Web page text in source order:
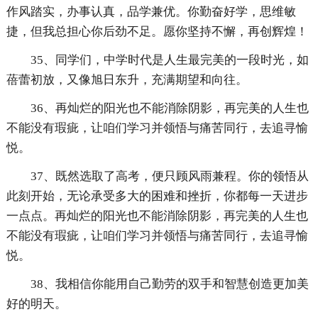
作风踏实，办事认真，品学兼优。你勤奋好学，思维敏
捷，但我总担心你后劲不足。愿你坚持不懈，再创辉煌！
35、同学们，中学时代是人生最完美的一段时光，如
蓓蕾初放，又像旭日东升，充满期望和向往。
36、再灿烂的阳光也不能消除阴影，再完美的人生也
不能没有瑕疵，让咱们学习并领悟与痛苦同行，去追寻愉
悦。
37、既然选取了高考，便只顾风雨兼程。你的领悟从
此刻开始，无论承受多大的困难和挫折，你都每一天进步
一点点。再灿烂的阳光也不能消除阴影，再完美的人生也
不能没有瑕疵，让咱们学习并领悟与痛苦同行，去追寻愉
悦。
38、我相信你能用自己勤劳的双手和智慧创造更加美
好的明天。